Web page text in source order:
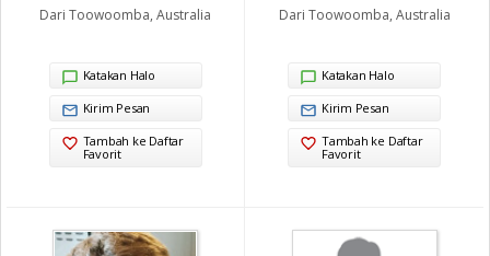
Dari Toowoomba, Australia
Katakan Halo
Kirim Pesan
Tambah ke Daftar
Favorit
Dari Toowoomba, Australia
Katakan Halo
Kirim Pesan
Tambah ke Daftar
Favorit